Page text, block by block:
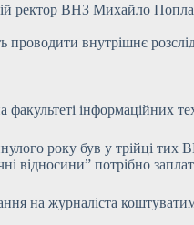
ректор ВНЗ Михайло
внутрішнє
інформаційних
року був у трійці тих
відносини” потрібно
на журналіста